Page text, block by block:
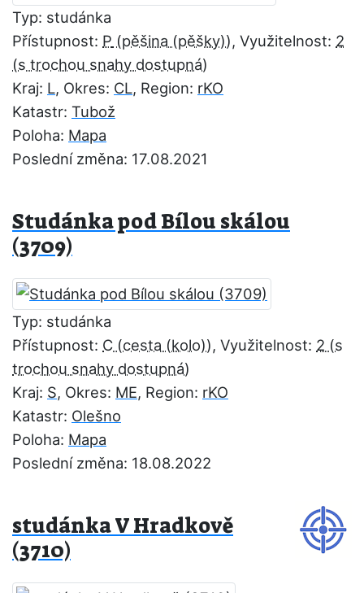
Typ: studánka
Přístupnost: P , Využitelnost: 2
Kraj: L, Okres: CL, Region: rKO
Katastr: Tubož
Poloha: Mapa
Poslední změna: 17.08.2021
Studánka pod Bílou skálou
(3709)
Typ: studánka
Přístupnost: C , Využitelnost: 2
Kraj: S, Okres: ME, Region: rKO
Katastr: Olešno
Poloha: Mapa
Poslední změna: 18.08.2022
studánka V Hradkově
(3710)